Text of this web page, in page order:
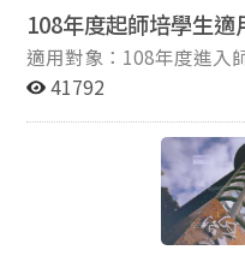
地學習單位核章後，20
組辦理認證。
108年度起師培學生適
適用對象：108年度進入師培學生適
習實施辦法(請見附件) 108.1.15修訂 相
附》、機構單位同意書(
要求者檢附》、實地學習認證表(
地見習、試教、實習、
共10小時。※研習時數
時數採認項目。詳細規定
41792